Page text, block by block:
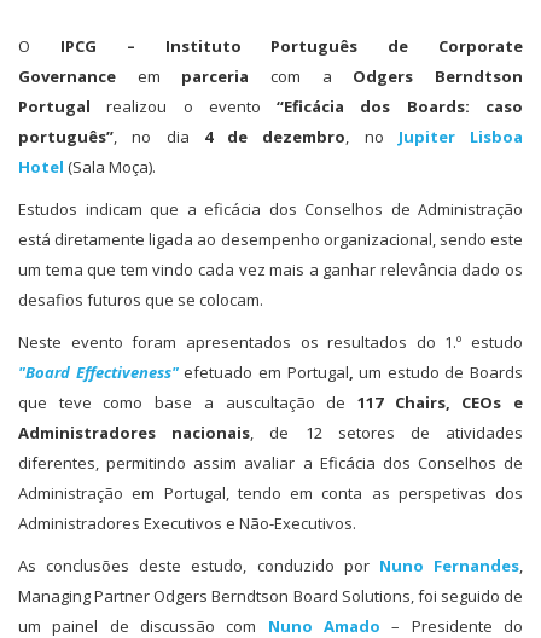
O IPCG – Instituto Português de Corporate
Governance em parceria com a Odgers Berndtson
Portugalrealizou o evento“Eficácia dos Boards: caso
português”, no dia 4 de dezembro, no Jupiter Lisboa
Hotel (Sala Moça).
Estudos indicam que a eficácia dos Conselhos de Administração
está diretamente ligada ao desempenho organizacional, sendo este
um tema que tem vindo cada vez mais a ganhar relevância dado os
desafios futuros que se colocam.
Neste evento foram apresentados os resultados do 1.º estudo
"Board Effectiveness" efetuado em Portugal,um estudo de Boards
que teve como base a auscultação de 117 Chairs, CEOs e
Administradores nacionais, de 12 setores de atividades
diferentes, permitindo assim avaliar a Eficácia dos Conselhos de
Administração em Portugal, tendo em conta as perspetivas dos
Administradores Executivos e Não-Executivos.
As conclusões deste estudo, conduzido por Nuno Fernandes,
Managing Partner Odgers Berndtson Board Solutions, foi seguido de
um painel de discussão com Nuno Amado – Presidente do